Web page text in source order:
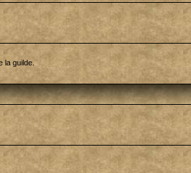
la guilde.